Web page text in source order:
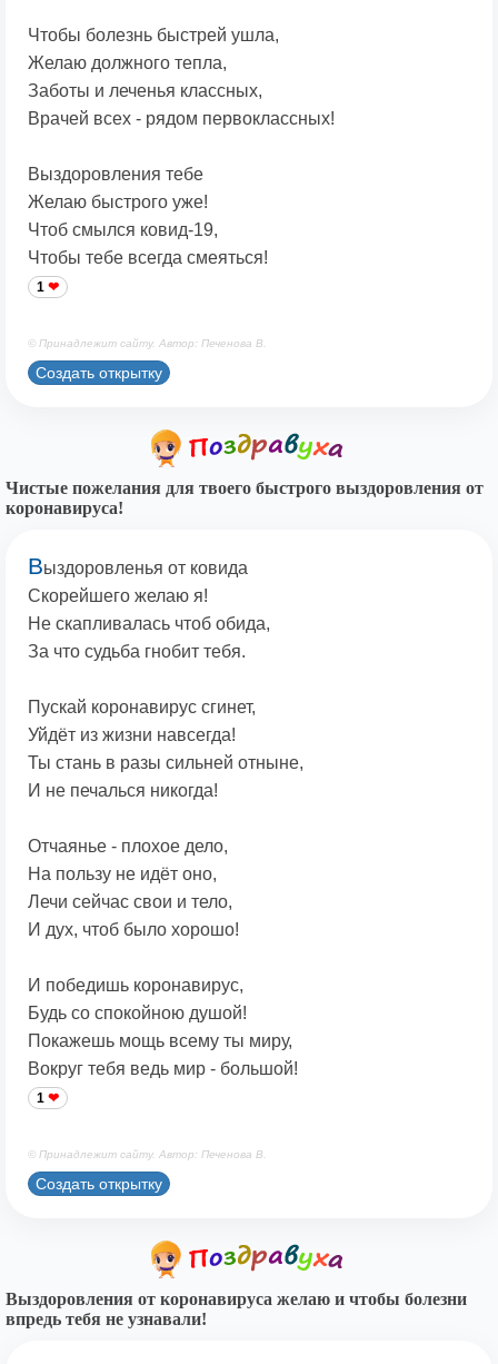
Чтобы болезнь быстрей ушла,
Желаю должного тепла,
Заботы и леченья классных,
Врачей всех - рядом первоклассных!
Выздоровления тебе
Желаю быстрого уже!
Чтоб смылся ковид-19,
Чтобы тебе всегда смеяться!
1
© Принадлежит сайту. Автор: Печенова В.
Создать открытку
Чистые пожелания для твоего быстрого выздоровления от
коронавируса!
Выздоровленья от ковида
Скорейшего желаю я!
Не скапливалась чтоб обида,
За что судьба гнобит тебя.
Пускай коронавирус сгинет,
Уйдёт из жизни навсегда!
Ты стань в разы сильней отныне,
И не печалься никогда!
Отчаянье - плохое дело,
На пользу не идёт оно,
Лечи сейчас свои и тело,
И дух, чтоб было хорошо!
И победишь коронавирус,
Будь со спокойною душой!
Покажешь мощь всему ты миру,
Вокруг тебя ведь мир - большой!
1
© Принадлежит сайту. Автор: Печенова В.
Создать открытку
Выздоровления от коронавируса желаю и чтобы болезни
впредь тебя не узнавали!